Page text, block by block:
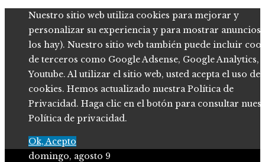
Nuestro sitio web utiliza cookies para mejorar y
personalizar su experiencia y para mostrar anuncios
los hay). Nuestro sitio web también puede incluir
de terceros como Google Adsense, Google Analytics,
Youtube. Al utilizar el sitio web, usted acepta el uso de
cookies. Hemos actualizado nuestra Política de
Privacidad. Haga clic en el botón para consultar
Política de privacidad.
Ok, Acepto
domingo, agosto 9